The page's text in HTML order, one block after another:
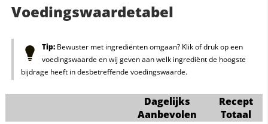
Voedingswaardetabel
Tip:Bewuster met ingrediënten omgaan? Klik of druk op een
voedingswaarde en wij geven aan welk ingrediënt de hoogste
bijdrage heeft in desbetreffende voedingswaarde.
Dagelijks
Aanbevolen
Recept
Totaal